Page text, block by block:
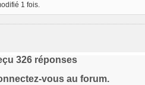
1 fois.
326 réponses
vous au forum.